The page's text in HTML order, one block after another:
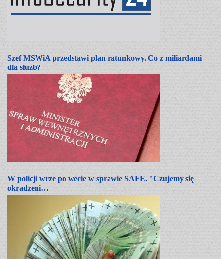
Szef MSWiA przedstawi plan ratunkowy. Co z miliardami
dla służb?
W policji wrze po wecie w sprawie SAFE. "Czujemy się
okradzeni…